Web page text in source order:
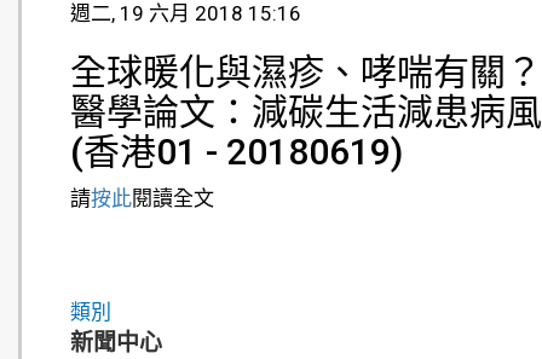
週二, 19 六月 2018 15:16
全球暖化與濕疹、哮喘有
醫學論文：減碳生活減患病
(香港01 - 20180619)
請按此閱讀全文
類別
新聞中心